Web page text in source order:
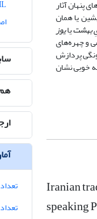
پنهان آثار
یا همان
بهشتیایوز
و چهره‌های
پردازش
خوبی نشان
Iranian
speaking